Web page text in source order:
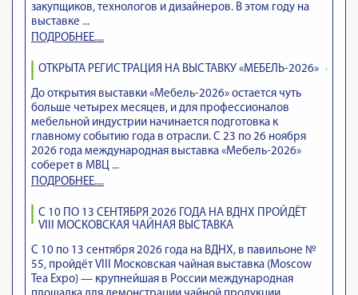
закупщиков, технологов и дизайнеров. В этом году на
выставке ...
ПОДРОБНЕЕ....
ОТКРЫТА РЕГИСТРАЦИЯ НА ВЫСТАВКУ «МЕБЕЛЬ-2026»
До открытия выставки «Мебель-2026» остается чуть
больше четырех месяцев, и для профессионалов
мебельной индустрии начинается подготовка к
главному событию года в отрасли. С 23 по 26 ноября
2026 года международная выставка «Мебель-2026»
соберет в МВЦ ...
ПОДРОБНЕЕ....
С 10 ПО 13 СЕНТЯБРЯ 2026 ГОДА НА ВДНХ ПРОЙДЁТ
VIII МОСКОВСКАЯ ЧАЙНАЯ ВЫСТАВКА
С 10 по 13 сентября 2026 года на ВДНХ, в павильоне №
55, пройдёт VIII Московская чайная выставка (Moscow
Tea Expo) — крупнейшая в России международная